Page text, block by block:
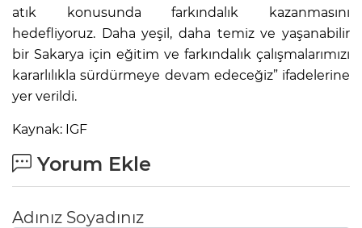
atık konusunda farkındalık kazanmasını
hedefliyoruz. Daha yeşil, daha temiz ve yaşanabilir
bir Sakarya için eğitim ve farkındalık çalışmalarımızı
kararlılıkla sürdürmeye devam edeceğiz” ifadelerine
yer verildi.
Kaynak: IGF
Yorum Ekle
Adınız Soyadınız